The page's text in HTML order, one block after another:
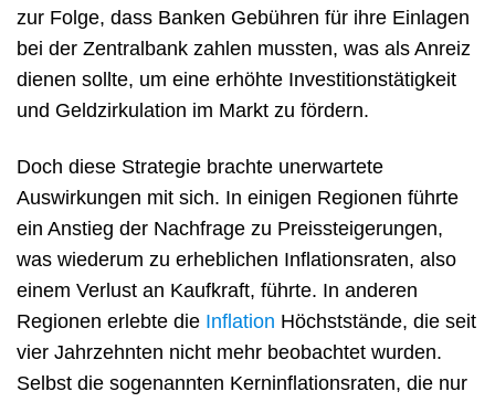
zur Folge, dass Banken Gebühren für ihre Einlagen
bei der Zentralbank zahlen mussten, was als Anreiz
dienen sollte, um eine erhöhte Investitionstätigkeit
und Geldzirkulation im Markt zu fördern.
Doch diese Strategie brachte unerwartete
Auswirkungen mit sich. In einigen Regionen führte
ein Anstieg der Nachfrage zu Preissteigerungen,
was wiederum zu erheblichen Inflationsraten, also
einem Verlust an Kaufkraft, führte. In anderen
Regionen erlebte die Inflation Höchststände, die seit
vier Jahrzehnten nicht mehr beobachtet wurden.
Selbst die sogenannten Kerninflationsraten, die nur